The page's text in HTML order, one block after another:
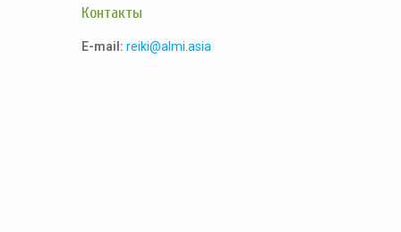
Контакты
E-mail: reiki@almi.asia